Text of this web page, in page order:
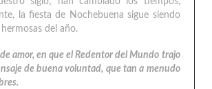
la fiesta de Nochebuena sigue siendo
del año.
amor, en que el Redentor del Mundo trajo
de buena voluntad, que tan a menudo